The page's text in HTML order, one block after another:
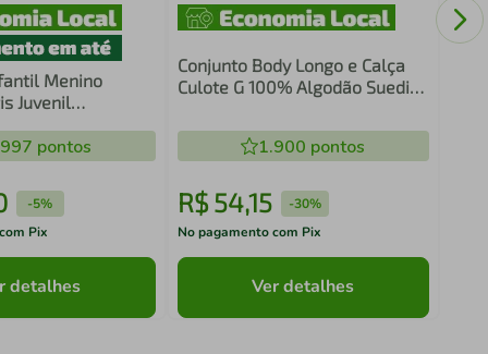
Menino
Juvenil
pontos
-5%
Pix
detalhes
Conjunto Body Longo e Calça
Culote G 100% Algodão Suedine
1.900 pontos
R$ 54,15 -30%
No pagamento com Pix
Ver detalhes